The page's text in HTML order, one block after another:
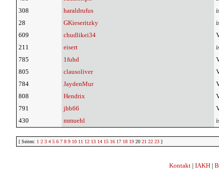
308
haraldrufus
28
GKieseritzky
609
chudlikei34
211
eisert
785
1fuhd
805
clausoliver
784
JaydenMur
808
Hendrix
791
jhb66
430
mmuehl
[ Seiten: 1 2 3 4 5 6 7 8 9 10 11 12 13 14 15 16 17 18 1920 21 22 23]
Kontakt | IAKH |